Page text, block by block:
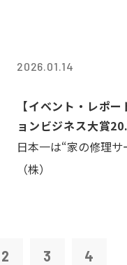
2026.01.14
【イベント・レポ
ョンビジネス大賞
日本一は“家の修理
（株）
2 3 4